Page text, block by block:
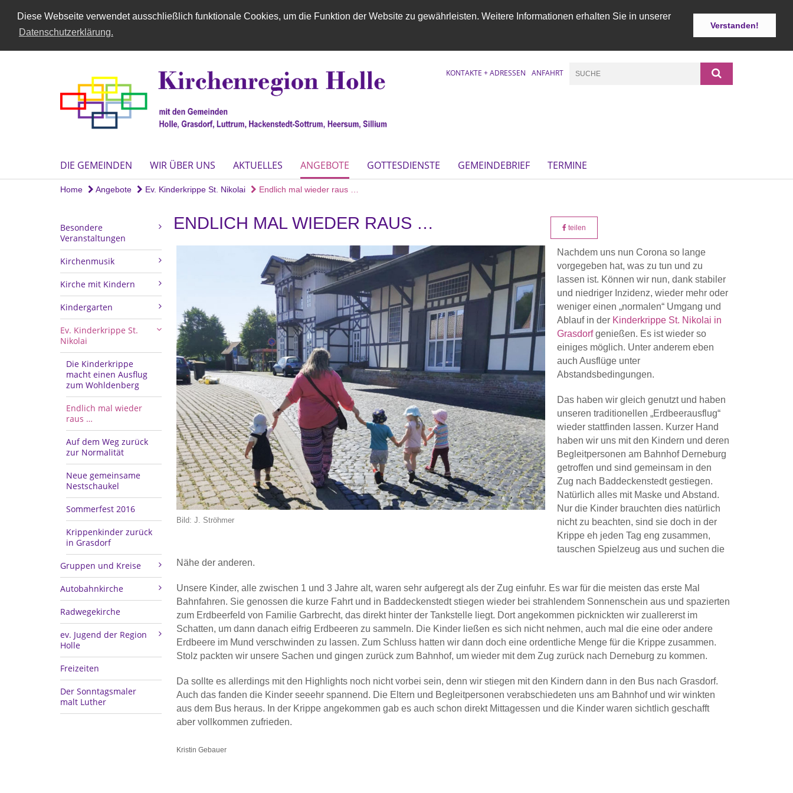
Diese Webseite verwendet ausschließlich funktionale Cookies, um die Funktion der Website zu gewährleisten. Weitere Informationen erhalten Sie in unserer
Datenschutzerklärung.
Verstanden!
KONTAKTE + ADRESSEN ANFAHRT
DIE GEMEINDEN WIR ÜBER UNS AKTUELLES ANGEBOTE GOTTESDIENSTE GEMEINDEBRIEF TERMINE
Home Angebote Ev. Kinderkrippe St. Nikolai Endlich mal wieder raus …
Besondere
Veranstaltungen
Kirchenmusik
Kirche mit Kindern
Kindergarten
Ev. Kinderkrippe St.
Nikolai
Die Kinderkrippe
macht einen Ausflug
zum Wohldenberg
Endlich mal wieder
raus …
Auf dem Weg zurück
zur Normalität
Neue gemeinsame
Nestschaukel
Sommerfest 2016
Krippenkinder zurück
in Grasdorf
Gruppen und Kreise
Autobahnkirche
Radwegekirche
ev. Jugend der Region
Holle
Freizeiten
Der Sonntagsmaler
malt Luther
ENDLICH MAL WIEDER RAUS … teilen
Bild: J. Ströhmer
Nachdem uns nun Corona so lange
vorgegeben hat, was zu tun und zu
lassen ist. Können wir nun, dank stabiler
und niedriger Inzidenz, wieder mehr oder
weniger einen „normalen“ Umgang und
Ablauf in der Kinderkrippe St. Nikolai in
Grasdorfgenießen. Es ist wieder so
einiges möglich. Unter anderem eben
auch Ausflüge unter
Abstandsbedingungen.
Das haben wir gleich genutzt und haben
unseren traditionellen „Erdbeerausflug“
wieder stattfinden lassen. Kurzer Hand
haben wir uns mit den Kindern und deren
Begleitpersonen am Bahnhof Derneburg
getroffen und sind gemeinsam in den
Zug nach Baddeckenstedt gestiegen.
Natürlich alles mit Maske und Abstand.
Nur die Kinder brauchten dies natürlich
nicht zu beachten, sind sie doch in der
Krippe eh jeden Tag eng zusammen,
tauschen Spielzeug aus und suchen die
Nähe der anderen.
Unsere Kinder, alle zwischen 1 und 3 Jahre alt, waren sehr aufgeregt als der Zug einfuhr. Es war für die meisten das erste Mal
Bahnfahren. Sie genossen die kurze Fahrt und in Baddeckenstedt stiegen wieder bei strahlendem Sonnenschein aus und spazierten
zum Erdbeerfeld von Familie Garbrecht, das direkt hinter der Tankstelle liegt. Dort angekommen picknickten wir zuallererst im
Schatten, um dann danach eifrig Erdbeeren zu sammeln. Die Kinder ließen es sich nicht nehmen, auch mal die eine oder andere
Erdbeere im Mund verschwinden zu lassen. Zum Schluss hatten wir dann doch eine ordentliche Menge für die Krippe zusammen.
Stolz packten wir unsere Sachen und gingen zurück zum Bahnhof, um wieder mit dem Zug zurück nach Derneburg zu kommen.
Da sollte es allerdings mit den Highlights noch nicht vorbei sein, denn wir stiegen mit den Kindern dann in den Bus nach Grasdorf.
Auch das fanden die Kinder seeehr spannend. Die Eltern und Begleitpersonen verabschiedeten uns am Bahnhof und wir winkten
aus dem Bus heraus. In der Krippe angekommen gab es auch schon direkt Mittagessen und die Kinder waren sichtlich geschafft
aber vollkommen zufrieden.
Kristin Gebauer